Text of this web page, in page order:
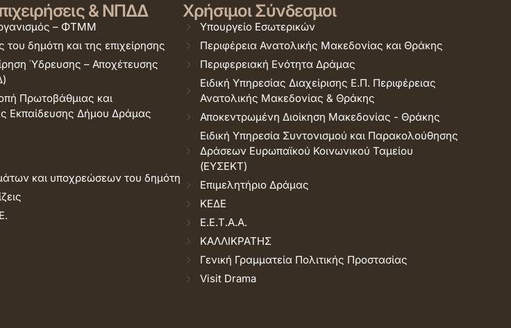
& ΝΠΔΔ
– ΦΤΜΜ
δημότη και της επιχείρησης
Ύδρευσης – Αποχέτευσης
Πρωτοβάθμιας και
Εκπαίδευσης Δήμου Δράμας
και υποχρεώσεων του δημότη
Χρήσιμοι Σύνδεσμοι
Υπουργείο Εσωτερικών
Περιφέρεια Ανατολικής Μακεδονίας και Θράκης
Περιφερειακή Ενότητα Δράμας
Ειδική Υπηρεσίας Διαχείρισης Ε.Π. Περιφέρειας
Ανατολικής Μακεδονίας & Θράκης
Αποκεντρωμένη Διοίκηση Μακεδονίας - Θράκης
Ειδική Υπηρεσία Συντονισμού και Παρακολούθησης
Δράσεων Ευρωπαϊκού Κοινωνικού Ταμείου
(ΕΥΣΕΚΤ)
Επιμελητήριο Δράμας
ΚΕΔΕ
Ε.Ε.Τ.Α.Α.
ΚΑΛΛΙΚΡΑΤΗΣ
Γενική Γραμματεία Πολιτικής Προστασίας
Visit Drama